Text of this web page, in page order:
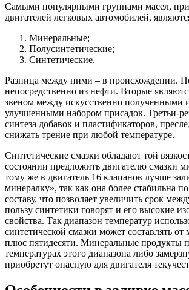
Самыми популярными группами масел,
двигателей легковых автомобилей,
Минеральные;
Полусинтетические;
Синтетические.
Разница между ними – в происхождении.
непосредственно из нефти. Вторые
звеном между искусственно полученными
улучшенными набором присадок. Третьи-
синтеза добавок и пластификаторов,
снижать трение при любой температуре.
Синтетические смазки обладают той
состоянии предложить двигателю смазки
тому же в двигатель 16 клапанов лучше
минералку», так как она более стабильна
составу, что позволяет увеличить срок
пользу синтетики говорят и его высокие
свойства. Так диапазон температур
синтетической смазки может составлять от
плюс пятидесяти. Минеральные продукты
температурах этого диапазона либо
приобретут опасную для двигателя